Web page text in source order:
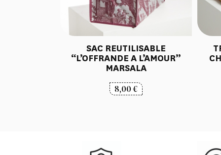
SAC REUTILISABLE
“L’OFFRANDE A L’AMOUR”
MARSALA
8,00€